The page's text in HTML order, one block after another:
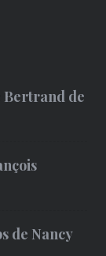
Bertrand de
de Nancy